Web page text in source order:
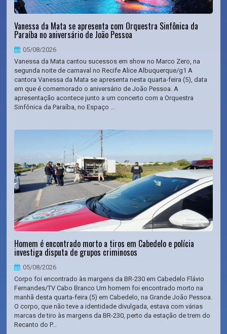
Vanessa da Mata se apresenta com Orquestra Sinfônica da
Paraíba no aniversário de João Pessoa
05/08/2026
Vanessa da Mata cantou sucessos em show no Marco Zero, na
segunda noite de carnaval no Recife Alice Albuquerque/g1 A
cantora Vanessa da Mata se apresenta nesta quarta-feira (5), data
em que é comemorado o aniversário de João Pessoa. A
apresentação acontece junto a um concerto com a Orquestra
Sinfônica da Paraíba, no Espaço ...
Homem é encontrado morto a tiros em Cabedelo e polícia
investiga disputa de grupos criminosos
05/08/2026
Corpo foi encontrado às margens da BR-230 em Cabedelo Flávio
Fernandes/TV Cabo Branco Um homem foi encontrado morto na
manhã desta quarta-feira (5) em Cabedelo, na Grande João Pessoa.
O corpo, que não teve a identidade divulgada, estava com várias
marcas de tiro às margens da BR-230, perto da estação de trem do
Recanto do P...